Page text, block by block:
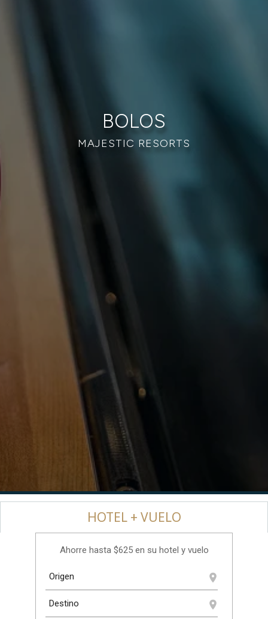
BOLOS
MAJESTIC RESORTS
HOTEL + VUELO
Ahorre hasta $625 en su hotel y vuelo